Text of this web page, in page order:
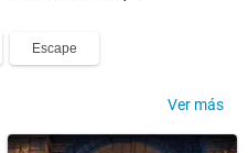
Escape
Ver más